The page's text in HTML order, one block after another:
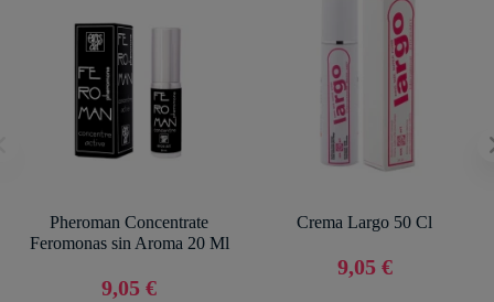
Pheroman Concentrate
Feromonas sin Aroma 20 Ml
9,05 €
Crema Largo 50 Cl
9,05 €